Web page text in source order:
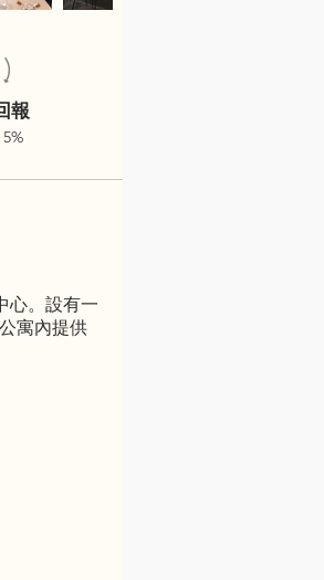
心。設有一
寓內提供
報